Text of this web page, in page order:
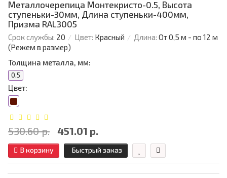
Металлочерепица Монтекристо-0.5, Высота
ступеньки-30мм, Длина ступеньки-400мм,
Призма RAL3005
Срок службы: 20 Цвет: Красный Длина: От 0,5 м - по 12 м
(Режем в размер)
Толщина металла, мм:
0.5
Цвет:
530.60 р. 451.01 р.
В корзину Быстрый заказ